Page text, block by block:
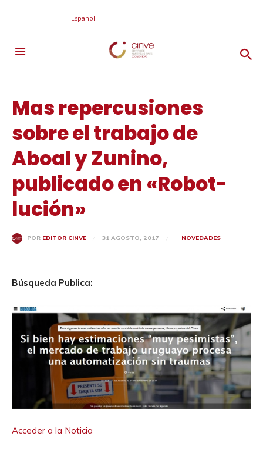
Español
Mas repercusiones
sobre el trabajo de
Aboal y Zunino,
publicado en «Robot-
lución»
POR EDITOR CINVE 31 AGOSTO, 2017 NOVEDADES
Búsqueda Publica:
Acceder a la Noticia